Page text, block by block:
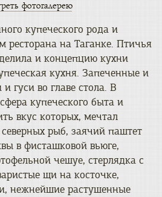
фотогалерею
купеческого рода и
ресторана на Таганке. Птичья
и концепцию кухни
кухня. Запеченные и
гуси во главе стола. В
купеческого быта и
вкус которых, мечтал
рыб, заячий паштет
в фисташковой вьюге,
чешуе, стерлядка с
щи на косточке,
нежнейшие растушенные